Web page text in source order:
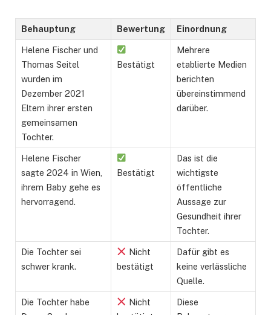
Behauptung Bewertung Einordnung
Helene Fischer und
Thomas Seitel
wurden im
Dezember 2021
Eltern ihrer ersten
gemeinsamen
Tochter.
Bestätigt
Mehrere
etablierte Medien
berichten
übereinstimmend
darüber.
Helene Fischer
sagte 2024 in Wien,
ihrem Baby gehe es
hervorragend.
Bestätigt
Das ist die
wichtigste
öffentliche
Aussage zur
Gesundheit ihrer
Tochter.
Die Tochter sei
schwer krank.
Nicht
bestätigt
Dafür gibt es
keine verlässliche
Quelle.
Die Tochter habe
Nicht
Diese